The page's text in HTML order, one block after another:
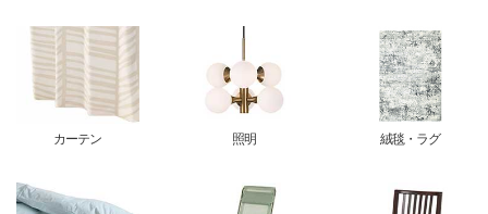
カーテン 照明 絨毯・ラグ